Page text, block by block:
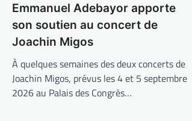
Emmanuel Adebayor apporte
son soutien au concert de
Joachin Migos
À quelques semaines des deux concerts de
Joachin Migos, prévus les 4 et 5 septembre
2026 au Palais des Congrès…